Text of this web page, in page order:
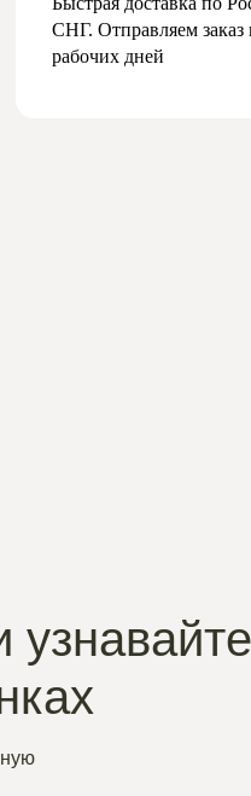
СНГ. Отправляем заказ
рабочих дней